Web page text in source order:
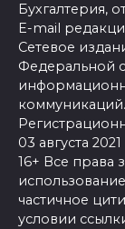
Бухгалтерия,
E-mail
Сетевое
Федеральной
коммуникаций.
03 августа 2021
16+ Все
частичное
условии